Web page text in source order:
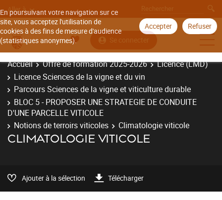
En poursuivant votre navigation sur ce
site, vous acceptez l'utilisation de
cookies à des fins de mesure d'audience
(statistiques anonymes).
Accepter Refuser
Aller à
Se connecter
Accueil Offre de formation 2025-2026
Licence (LMD)
Licence Sciences de la vigne et du vin
Parcours Sciences de la vigne et viticulture durable
BLOC 5 - PROPOSER UNE STRATEGIE DE CONDUITE
D'UNE PARCELLE VITICOLE
Notions de terroirs viticoles
Climatologie viticole
CLIMATOLOGIE VITICOLE
Ajouter à la sélection Télécharger